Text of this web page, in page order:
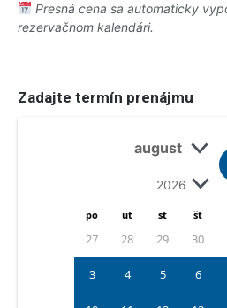
Presná cena sa automaticky
rezervačnom kalendári.
Zadajte termín prenájmu
po ut st št
27 28 29 30
3 4 5 6